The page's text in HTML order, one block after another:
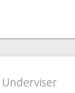
Underviser